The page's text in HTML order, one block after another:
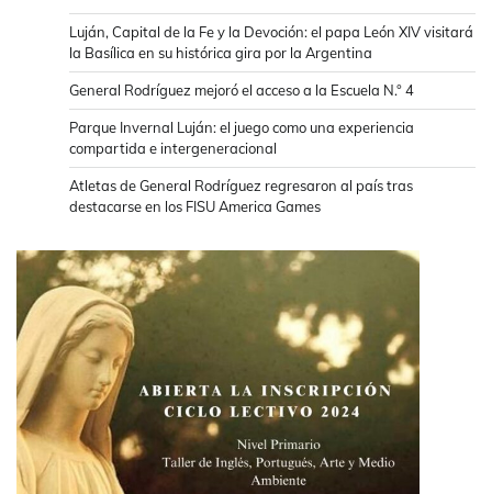
Luján, Capital de la Fe y la Devoción: el papa León XIV visitará
la Basílica en su histórica gira por la Argentina
General Rodríguez mejoró el acceso a la Escuela N.° 4
Parque Invernal Luján: el juego como una experiencia
compartida e intergeneracional
Atletas de General Rodríguez regresaron al país tras
destacarse en los FISU America Games